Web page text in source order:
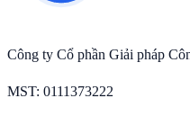
Công ty Cổ phần Giải pháp
MST: 0111373222